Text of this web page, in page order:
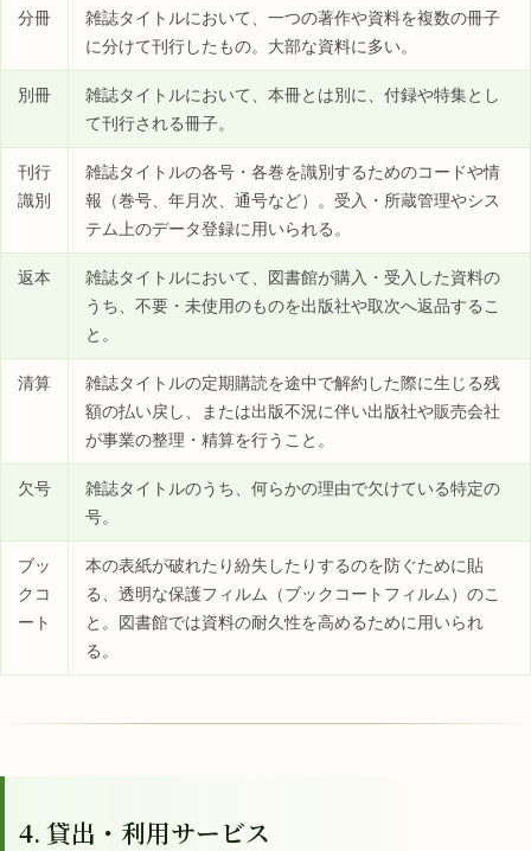
分冊
雑誌タイトルにおいて、一つの著作や資料を複数の冊子
に分けて刊行したもの。大部な資料に多い。
別冊
雑誌タイトルにおいて、本冊とは別に、付録や特集とし
て刊行される冊子。
刊行
識別
雑誌タイトルの各号・各巻を識別するためのコードや情
報（巻号、年月次、通号など）。受入・所蔵管理やシス
テム上のデータ登録に用いられる。
返本
雑誌タイトルにおいて、図書館が購入・受入した資料の
うち、不要・未使用のものを出版社や取次へ返品するこ
と。
清算
雑誌タイトルの定期購読を途中で解約した際に生じる残
額の払い戻し、または出版不況に伴い出版社や販売会社
が事業の整理・精算を行うこと。
欠号
雑誌タイトルのうち、何らかの理由で欠けている特定の
号。
ブッ
クコ
ート
本の表紙が破れたり紛失したりするのを防ぐために貼
る、透明な保護フィルム（ブックコートフィルム）のこ
と。図書館では資料の耐久性を高めるために用いられ
る。
4. 貸出・利用サービス